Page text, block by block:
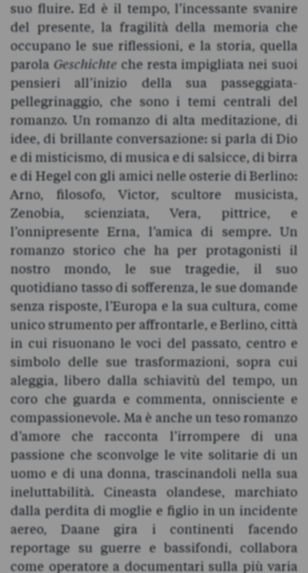
suo fluire. Ed è il tempo, l’incessante svanire
del presente, la fragilità della memoria che
occupano le sue riflessioni, e la storia, quella
parola Geschichteche resta impigliata nei suoi
pensieri all’inizio della sua passeggiata-
pellegrinaggio, che sono i temi centrali del
romanzo. Un romanzo di alta meditazione, di
idee, di brillante conversazione: si parla di Dio
e di misticismo, di musica e di salsicce, di birra
e di Hegel con gli amici nelle osterie di Berlino:
Arno, filosofo, Victor, scultore musicista,
Zenobia, scienziata, Vera, pittrice, e
l’onnipresente Erna, l’amica di sempre. Un
romanzo storico che ha per protagonisti il
nostro mondo, le sue tragedie, il suo
quotidiano tasso di sofferenza, le sue domande
senza risposte, l’Europa e la sua cultura, come
unico strumento per affrontarle, e Berlino, città
in cui risuonano le voci del passato, centro e
simbolo delle sue trasformazioni, sopra cui
aleggia, libero dalla schiavitù del tempo, un
coro che guarda e commenta, onnisciente e
compassionevole. Ma è anche un teso romanzo
d’amore che racconta l’irrompere di una
passione che sconvolge le vite solitarie di un
uomo e di una donna, trascinandoli nella sua
ineluttabilità. Cineasta olandese, marchiato
dalla perdita di moglie e figlio in un incidente
aereo, Daane gira i continenti facendo
reportage su guerre e bassifondi, collabora
come operatore a documentari sulla più varia